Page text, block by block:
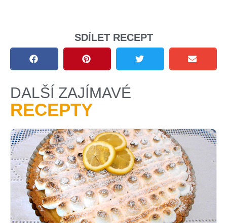
SDÍLET RECEPT
DALŠÍ ZAJÍMAVÉ
RECEPTY